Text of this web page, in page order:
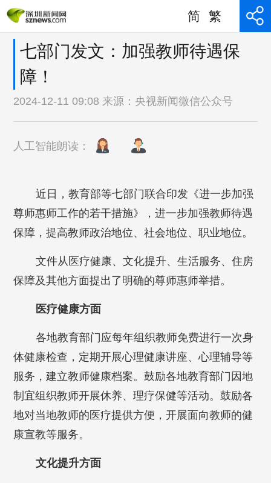
简 繁
七部门发文：加强教师待遇保
障！
2024-12-11 09:08 来源： 央视新闻微信公众号
人工智能朗读：
近日，教育部等七部门联合印发《进一步加强
尊师惠师工作的若干措施》，进一步加强教师待遇
保障，提高教师政治地位、社会地位、职业地位。
文件从医疗健康、文化提升、生活服务、住房
保障及其他方面提出了明确的尊师惠师举措。
医疗健康方面
各地教育部门应每年组织教师免费进行一次身
体健康检查，定期开展心理健康讲座、心理辅导等
服务，建立教师健康档案。鼓励各地教育部门因地
制宜组织教师开展休养、理疗保健等活动。鼓励各
地对当地教师的医疗提供方便，开展面向教师的健
康宣教等服务。
文化提升方面